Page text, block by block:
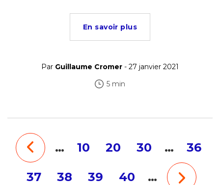
En savoir plus
Par Guillaume Cromer - 27 janvier 2021
5 min
… 10 20 30 … 36
37 38 39 40 …